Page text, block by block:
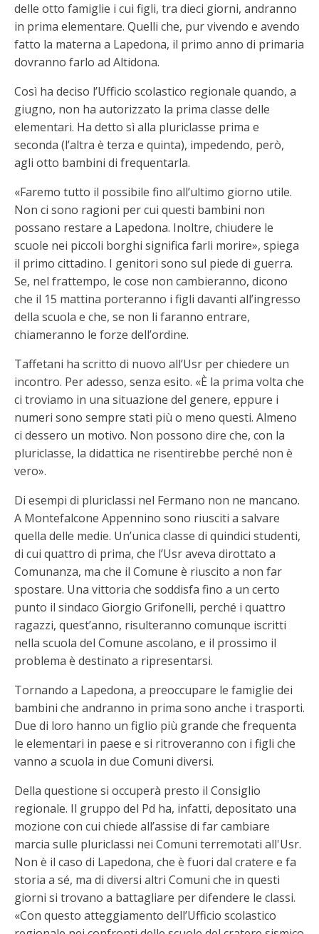
delle otto famiglie i cui figli, tra dieci giorni, andranno
in prima elementare. Quelli che, pur vivendo e avendo
fatto la materna a Lapedona, il primo anno di primaria
dovranno farlo ad Altidona.
Così ha deciso l’Ufficio scolastico regionale quando, a
giugno, non ha autorizzato la prima classe delle
elementari. Ha detto sì alla pluriclasse prima e
seconda (l’altra è terza e quinta), impedendo, però,
agli otto bambini di frequentarla.
«Faremo tutto il possibile fino all’ultimo giorno utile.
Non ci sono ragioni per cui questi bambini non
possano restare a Lapedona. Inoltre, chiudere le
scuole nei piccoli borghi significa farli morire», spiega
il primo cittadino. I genitori sono sul piede di guerra.
Se, nel frattempo, le cose non cambieranno, dicono
che il 15 mattina porteranno i figli davanti all’ingresso
della scuola e che, se non li faranno entrare,
chiameranno le forze dell’ordine.
Taffetani ha scritto di nuovo all’Usr per chiedere un
incontro. Per adesso, senza esito. «È la prima volta che
ci troviamo in una situazione del genere, eppure i
numeri sono sempre stati più o meno questi. Almeno
ci dessero un motivo. Non possono dire che, con la
pluriclasse, la didattica ne risentirebbe perché non è
vero».
Di esempi di pluriclassi nel Fermano non ne mancano.
A Montefalcone Appennino sono riusciti a salvare
quella delle medie. Un’unica classe di quindici studenti,
di cui quattro di prima, che l’Usr aveva dirottato a
Comunanza, ma che il Comune è riuscito a non far
spostare. Una vittoria che soddisfa fino a un certo
punto il sindaco Giorgio Grifonelli, perché i quattro
ragazzi, quest’anno, risulteranno comunque iscritti
nella scuola del Comune ascolano, e il prossimo il
problema è destinato a ripresentarsi.
Tornando a Lapedona, a preoccupare le famiglie dei
bambini che andranno in prima sono anche i trasporti.
Due di loro hanno un figlio più grande che frequenta
le elementari in paese e si ritroveranno con i figli che
vanno a scuola in due Comuni diversi.
Della questione si occuperà presto il Consiglio
regionale. Il gruppo del Pd ha, infatti, depositato una
mozione con cui chiede all’assise di far cambiare
marcia sulle pluriclassi nei Comuni terremotati all'Usr.
Non è il caso di Lapedona, che è fuori dal cratere e fa
storia a sé, ma di diversi altri Comuni che in questi
giorni si trovano a battagliare per difendere le classi.
«Con questo atteggiamento dell’Ufficio scolastico